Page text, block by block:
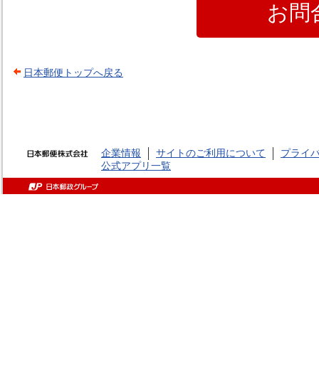
お問
日本郵便トップへ戻る
企業情報 サイトのご利用について
プライ
公式アプリ一覧